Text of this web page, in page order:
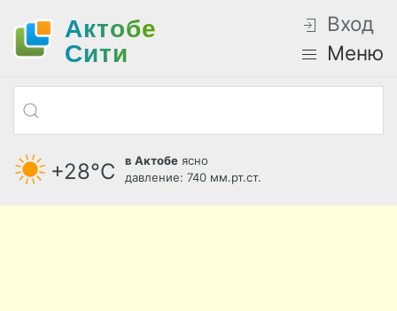
Актобе
Cити
Вход
Меню
+28°С в Актобе ясно
давление: 740 мм.рт.ст.